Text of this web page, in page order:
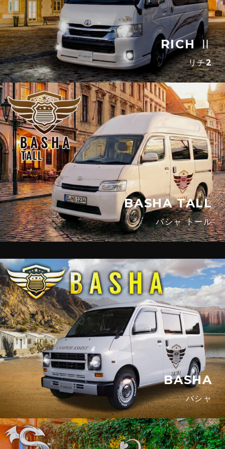
RICH Ⅱ
リチ2
BASHA TALL
バシャ トール
BASHA
バシャ